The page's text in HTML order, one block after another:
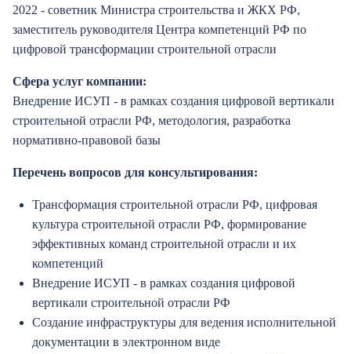
2022 - советник Министра строительства и ЖКХ РФ,
заместитель руководителя Центра компетенций РФ по
цифровой трансформации строительной отрасли
Сфера услуг компании:
Внедрение ИСУП - в рамках создания цифровой вертикали
строительной отрасли РФ, методология, разработка
нормативно-правовой базы
Перечень вопросов для консультирования:
Трансформация строительной отрасли РФ, цифровая
культура строительной отрасли РФ, формирование
эффективных команд строительной отрасли и их
компетенций
Внедрение ИСУП - в рамках создания цифровой
вертикали строительной отрасли РФ
Создание инфраструктуры для ведения исполнительной
документации в электронном виде